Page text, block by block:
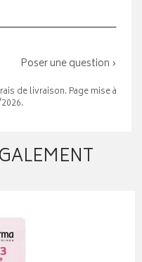
Poser une question ›
de livraison. Page mise à